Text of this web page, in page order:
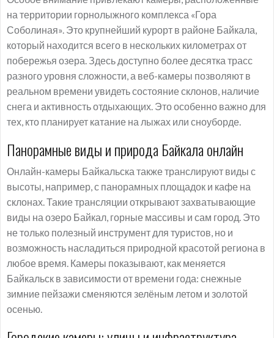
на территории горнолыжного комплекса «Гора
Соболиная». Это крупнейший курорт в районе Байкала,
который находится всего в нескольких километрах от
побережья озера. Здесь доступно более десятка трасс
разного уровня сложности, а веб-камеры позволяют в
реальном времени увидеть состояние склонов, наличие
снега и активность отдыхающих. Это особенно важно для
тех, кто планирует катание на лыжах или сноуборде.
Панорамные виды и природа Байкала онлайн
Онлайн-камеры Байкальска также транслируют виды с
высоты, например, с панорамных площадок и кафе на
склонах. Такие трансляции открывают захватывающие
виды на озеро Байкал, горные массивы и сам город. Это
не только полезный инструмент для туристов, но и
возможность насладиться природной красотой региона в
любое время. Камеры показывают, как меняется
Байкальск в зависимости от времени года: снежные
зимние пейзажи сменяются зелёным летом и золотой
осенью.